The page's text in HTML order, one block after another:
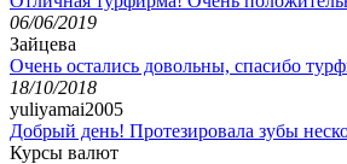
06/06/2019
Зайцева
Очень остались довольны, спасибо
18/10/2018
yuliyamai2005
Добрый день! Протезировала зубы
Курсы валют